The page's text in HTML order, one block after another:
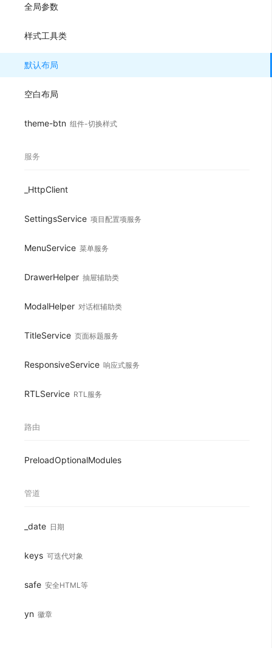
全局参数
样式工具类
默认布局
空白布局
theme-btn 组件-切换样式
服务
_HttpClient
SettingsService 项目配置项服务
MenuService 菜单服务
DrawerHelper 抽屉辅助类
ModalHelper 对话框辅助类
TitleService 页面标题服务
ResponsiveService 响应式服务
RTLService RTL服务
路由
PreloadOptionalModules
管道
_date 日期
keys 可迭代对象
safe 安全HTML等
yn 徽章